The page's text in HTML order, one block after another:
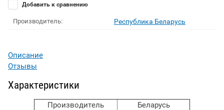
Добавить к сравнению
Производитель: Республика Беларусь
Описание
Отзывы
Характеристики
Производитель
Беларусь